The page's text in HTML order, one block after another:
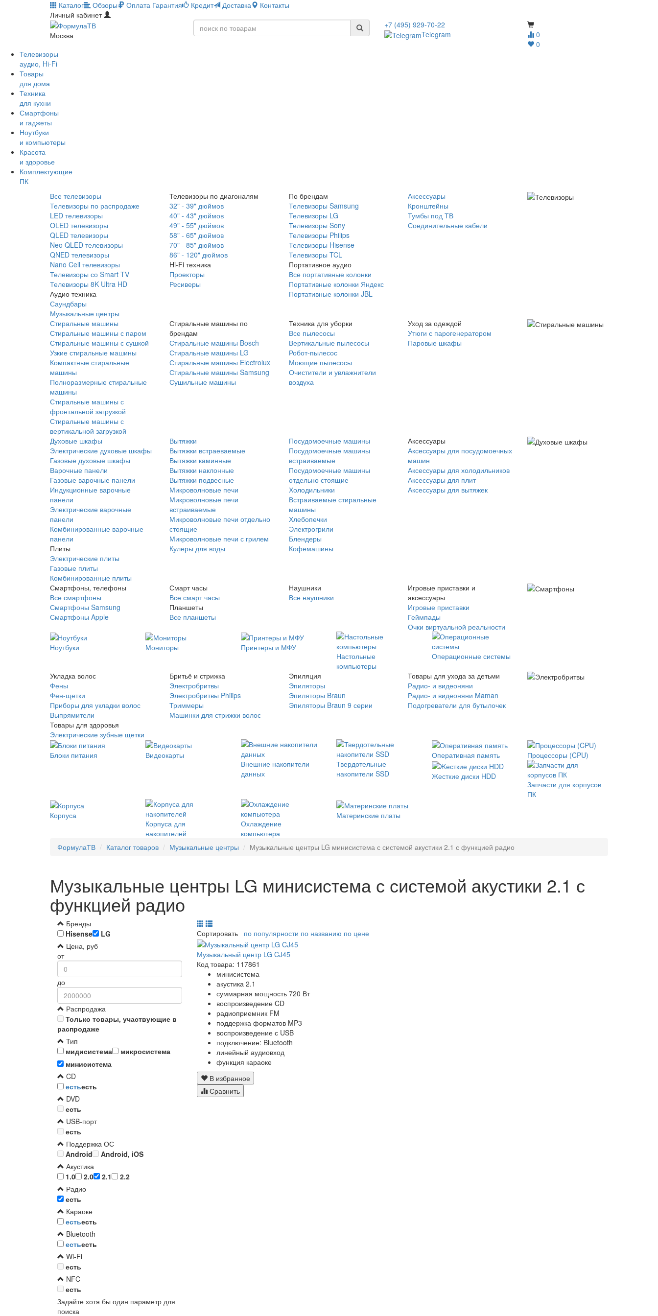
Каталог Обзоры Оплата Гарантия Кредит Доставка
Контакты
Личный кабинет
Москва
0
0
+7 (495) 929-70-22
Telegram
Телевизоры
аудио, Hi-Fi
Товары
для дома
Техника
для кухни
Смартфоны
и гаджеты
Ноутбуки
и компьютеры
Красота
и здоровье
Комплектующие
ПК
Все телевизоры
Телевизоры по распродаже
LED телевизоры
OLED телевизоры
QLED телевизоры
Neo QLED телевизоры
QNED телевизоры
Nano Cell телевизоры
Телевизоры со Smart TV
Телевизоры 8K Ultra HD
Аудио техника
Саундбары
Музыкальные центры
Телевизоры по диагоналям
32" - 39" дюймов
40" - 43" дюймов
49" - 55" дюймов
58" - 65" дюймов
70" - 85" дюймов
86" - 120" дюймов
Hi-Fi техника
Проекторы
Ресиверы
По брендам
Телевизоры Samsung
Телевизоры LG
Телевизоры Sony
Телевизоры Philips
Телевизоры Hisense
Телевизоры TCL
Портативное аудио
Все портативные колонки
Портативные колонки Яндекс
Портативные колонки JBL
Аксессуары
Кронштейны
Тумбы под ТВ
Соединительные кабели
Стиральные машины
Стиральные машины с паром
Стиральные машины с сушкой
Узкие стиральные машины
Компактные стиральные
машины
Полноразмерные стиральные
машины
Стиральные машины с
фронтальной загрузкой
Стиральные машины с
вертикальной загрузкой
Стиральные машины по
брендам
Стиральные машины Bosch
Стиральные машины LG
Стиральные машины Electrolux
Стиральные машины Samsung
Сушильные машины
Техника для уборки
Все пылесосы
Вертикальные пылесосы
Робот-пылесос
Моющие пылесосы
Очистители и увлажнители
воздуха
Уход за одеждой
Утюги с парогенератором
Паровые шкафы
Духовые шкафы
Электрические духовые шкафы
Газовые духовые шкафы
Варочные панели
Газовые варочные панели
Индукционные варочные
панели
Электрические варочные
панели
Комбинированные варочные
панели
Плиты
Электрические плиты
Газовые плиты
Комбинированные плиты
Вытяжки
Вытяжки встраеваемые
Вытяжки каминные
Вытяжки наклонные
Вытяжки подвесные
Микроволновые печи
Микроволновые печи
встраиваемые
Микроволновые печи отдельно
стоящие
Микроволновые печи с грилем
Кулеры для воды
Посудомоечные машины
Посудомоечные машины
встраиваемые
Посудомоечные машины
отдельно стоящие
Холодильники
Встраиваемые стиральные
машины
Хлебопечки
Электрогрили
Блендеры
Кофемашины
Аксессуары
Аксессуары для посудомоечных
машин
Аксессуары для холодильников
Аксессуары для плит
Аксессуары для вытяжек
Смартфоны, телефоны
Все смартфоны
Смартфоны Samsung
Смартфоны Apple
Смарт часы
Все смарт часы
Планшеты
Все планшеты
Наушники
Все наушники
Игровые приставки и
аксессуары
Игровые приставки
Геймпады
Очки виртуальной реальности
Ноутбуки Мониторы
Принтеры и МФУ
Настольные
компьютеры
Операционные системы
Укладка волос
Фены
Фен-щетки
Приборы для укладки волос
Выпрямители
Товары для здоровья
Электрические зубные щетки
Бритьё и стрижка
Электробритвы
Электробритвы Philips
Триммеры
Машинки для стрижки волос
Эпиляция
Эпиляторы
Эпиляторы Braun
Эпиляторы Braun 9 серии
Товары для ухода за детьми
Радио- и видеоняни
Радио- и видеоняни Maman
Подогреватели для бутылочек
Блоки питания
Видеокарты
Внешние накопители
данных
Твердотельные
накопители SSD
Оперативная память Процессоры (CPU)
Жесткие диски HDD
Запчасти для корпусов
ПК
Корпуса
Корпуса для
накопителей
Охлаждение
компьютера
Материнские платы
ФормулаТВ Каталог товаров Музыкальные центры Музыкальные центры LG минисистема с системой акустики 2.1 с функцией радио
Музыкальные центры LG минисистема с системой акустики 2.1 с
функцией радио
Бренды
Hisense
LG
Цена, руб
от
до
Распродажа
Только товары, участвующие в
распродаже
Тип
мидисистема
микросистема
минисистема
CD
естьесть
DVD
есть
USB-порт
есть
Поддержка ОС
Android
Android, iOS
Акустика
1.0
2.0 2.1
2.2
Радио
есть
Караоке
естьесть
Bluetooth
естьесть
Wi-Fi
есть
NFC
есть
Задайте хотя бы один параметр для
поиска
Сортировать по популярности по названию по цене
Музыкальный центр LG CJ45
Код товара: 117861
минисистема
акустика 2.1
суммарная мощность 720 Вт
воспроизведение CD
радиоприемник FM
поддержка форматов MP3
воспроизведение с USB
подключение: Bluetooth
линейный аудиовход
функция караоке
В избранное
Сравнить